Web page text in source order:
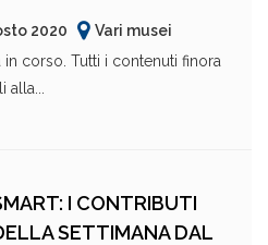
2020
Vari musei
corso. Tutti i contenuti finora
I CONTRIBUTI
SETTIMANA DAL